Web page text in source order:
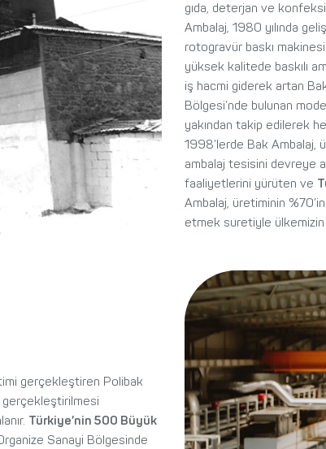
gıda, deterjan ve
Ambalaj, 1980 yılında
rotogravür baskı
yüksek kalitede baskılı
iş hacmi giderek artan
Bölgesi’nde bulunan
yakından takip edilerek
1998’lerde Bak Ambalaj,
ambalaj tesisini devreye
faaliyetlerini yürüten ve
Ambalaj, üretiminin
etmek suretiyle ülkemizin
gerçekleştiren Polibak
gerçekleştirilmesi
Türkiye’nin 500 Büyük
Sanayi Bölgesinde